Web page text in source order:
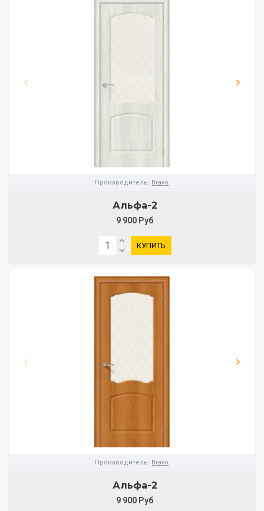
Производитель: Bravo
Альфа-2
9 900 Руб
КУПИТЬ
Производитель: Bravo
Альфа-2
9 900 Руб